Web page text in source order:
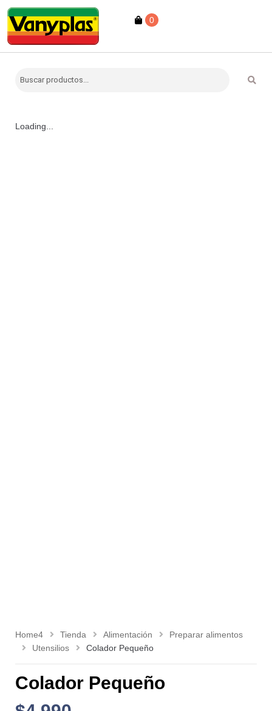
0
Loading...
Home4 Tienda Alimentación
Preparar alimentos
Utensilios
Colador Pequeño
Colador Pequeño